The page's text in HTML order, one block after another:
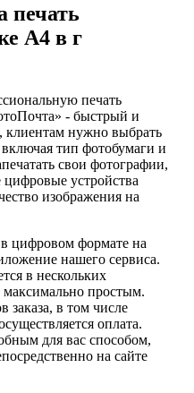
печать
А4 в г
печать
- быстрый и
клиентам нужно выбрать
тип фотобумаги и
свои фотографии,
устройства
изображения на
в цифровом формате на
нашего сервиса.
в нескольких
максимально простым.
заказа, в том числе
оплата.
для вас способом,
на сайте